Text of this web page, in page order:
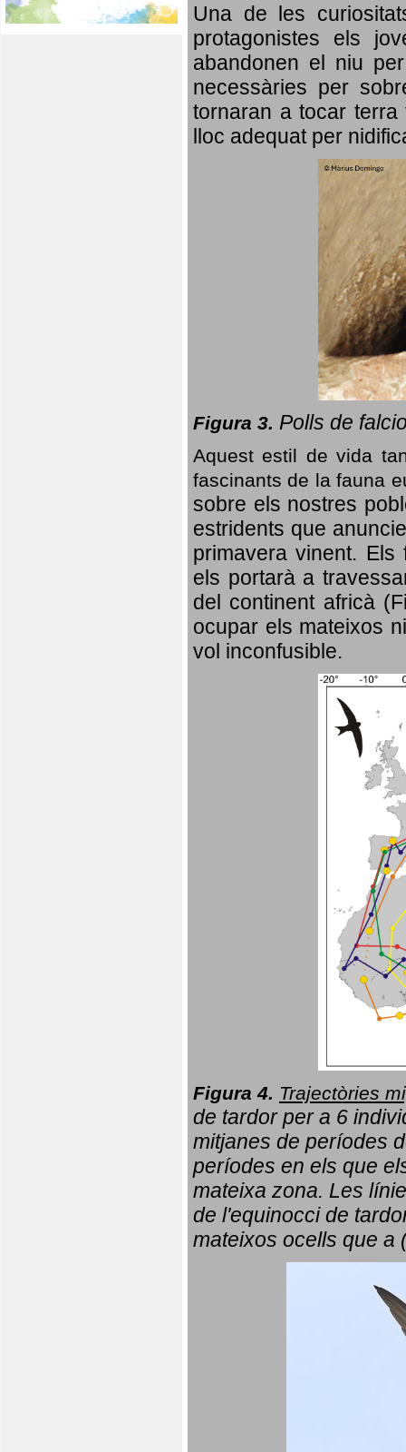
Una de les
protagonistes els
abandonen el niu
necessàries per
tornaran a tocar
lloc adequat per
Figura 3. Polls de
Aquest estil de vida
fascinants de la fauna
sobre els nostres
estridents que
primavera vinent. Els
els portarà a
del continent africà
ocupar els mateixos
vol inconfusible.
Figura 4. Trajectòries
de tardor per a 6
mitjanes de períodes
períodes en els que
mateixa zona. Les
de l'equinocci de
mateixos ocells que a